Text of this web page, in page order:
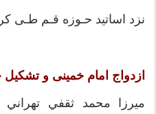
نزد اساتيد حـوزه قـم طـى
ازدواج امام خمینی و تشکیل
ميرزا محمد ثقفي